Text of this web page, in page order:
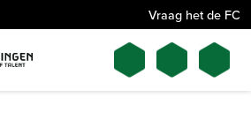
Vraag het de FC